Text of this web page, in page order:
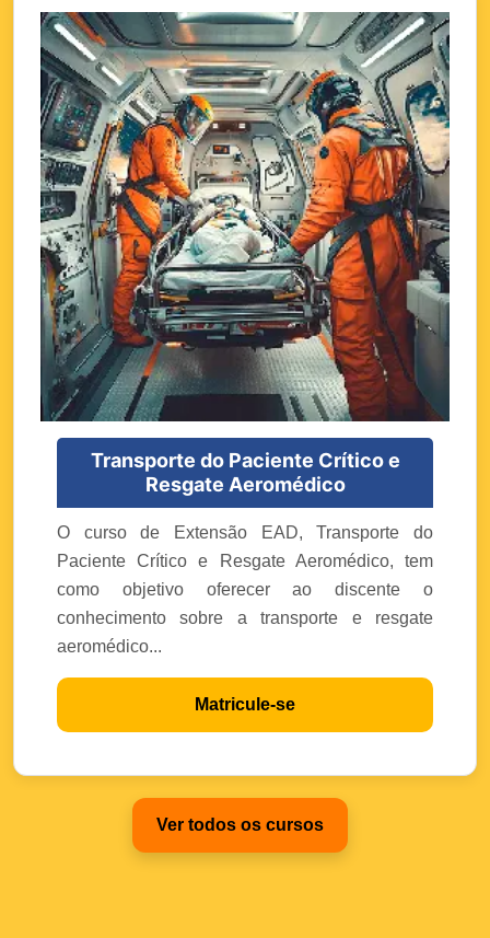
Transporte do Paciente Crítico e
Resgate Aeromédico
O curso de Extensão EAD, Transporte do
Paciente Crítico e Resgate Aeromédico, tem
como objetivo oferecer ao discente o
conhecimento sobre a transporte e resgate
aeromédico...
Matricule-se
Ver todos os cursos